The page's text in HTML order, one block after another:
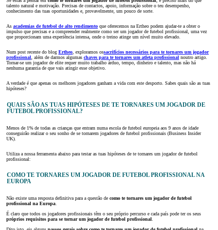
talento natural e motivação. Precisas de contactos, apoio, informação sobre o teu desempenho,
conhecimento das tuas oportunidades e, provavelmente, um pouco de sorte.
As academias de futebol de alto rendimento que oferecemos na Ertheo podem ajudar-te a obter o
impulso que precisas e a compreender realmente como ser um jogador de futebol profissional, uma vez
que proporcionam uma experiência intensa, onde o treino atinge um nível muito elevado.
Num post recente do blog Ertheo, exploramos ossacrifícios necessários para te tornares um jogador
profissional, além de darmos algumas chaves para te tornares um atleta profissional noutro artigo.
Tornar-se um jogador de elite requer muito trabalho árduo, tempo, dinheiro e talento, mas não há
nenhuma garantia de que vais atingir esse objetivo.
A verdade é que apenas os melhores jogadores ganham a vida com este desporto. Sabes quais são as tuas
hipóteses?
QUAIS SÃO AS TUAS HIPÓTESES DE TE TORNARES UM JOGADOR DE
FUTEBOL PROFISSIONAL?
Menos de 1% de todas as crianças que entram numa escola de futebol europeia aos 9 anos de idade
conseguirão realizar o seu sonho de se tornarem jogadores de futebol profissionais (Business Insider
UK).
Utiliza a nossa ferramenta abaixo para testar as tuas hipóteses de te tornares um jogador de futebol
profissional:
COMO TE TORNARES UM JOGADOR DE FUTEBOL PROFISSIONAL NA
EUROPA
Não existe uma resposta definitiva para a questão de como te tornares um jogador de futebol
profissional na Europa
É claro que todos os jogadores profissionais têm o seu próprio percurso e cada país pode ter os seus
próprios requisitos para se tornar um jogador de futebol profissional